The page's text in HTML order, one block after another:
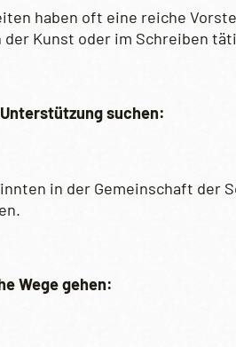
haben oft eine reiche
der Kunst oder im Schreiben
suchen:
in der Gemeinschaft der
Wege gehen: